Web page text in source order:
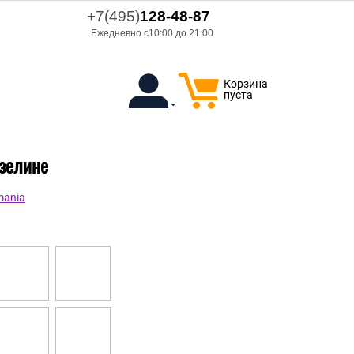
+7(495)128-48-87
Ежедневно с10:00 до 21:00
Корзина
пуста